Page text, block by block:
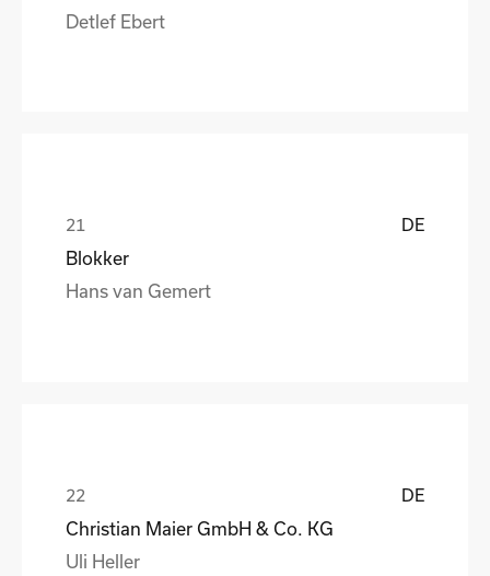
Detlef Ebert
DE
Blokker
Hans van Gemert
DE
Christian Maier GmbH & Co. KG
Uli Heller